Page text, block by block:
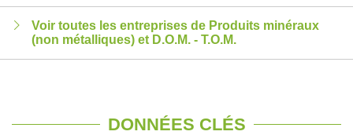
Voir toutes les entreprises de Produits minéraux
(non métalliques) et D.O.M. - T.O.M.
DONNÉES CLÉS